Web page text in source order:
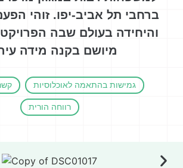
ברחבי תל אביב-יפו. זוהי
והיחידה בעולם שבה
מיושם בקנה מידה
גמישות בהתאמה לאוכלוסיות
רווחה הורית